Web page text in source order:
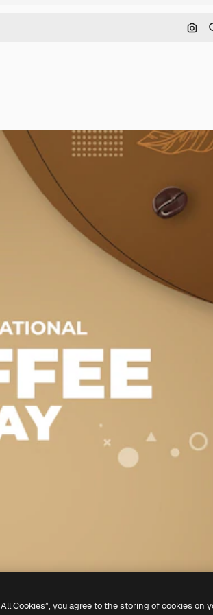
Cookies”, you agree to the storing of cookies on